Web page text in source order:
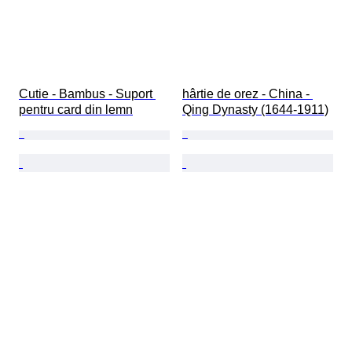
Cutie - Bambus - Suport
pentru card din lemn
hârtie de orez - China -
Qing Dynasty (1644-1911)